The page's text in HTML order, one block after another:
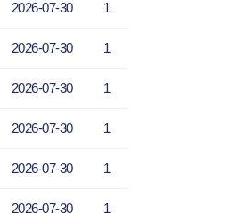
2026-07-30 1
2026-07-30 1
2026-07-30 1
2026-07-30 1
2026-07-30 1
2026-07-30 1